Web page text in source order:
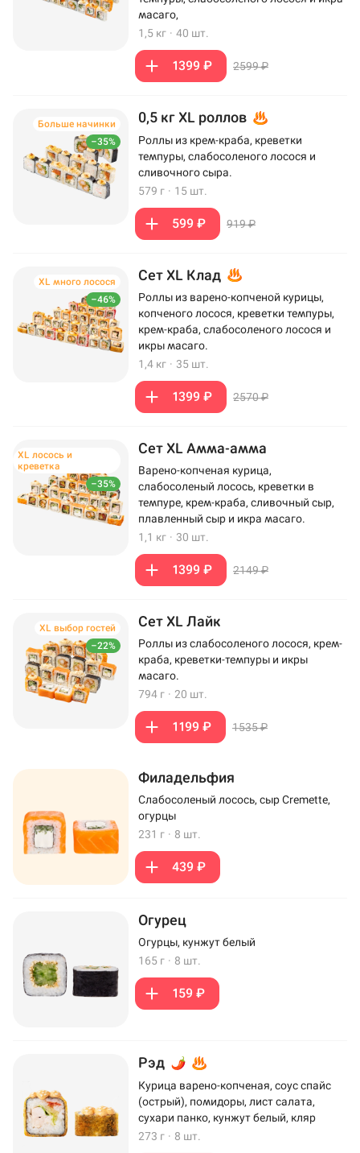
масаго,
1,5 кг · 40 шт.
1399 ₽ 2599 ₽
–35%
Больше начинки 0,5 кг XL роллов
Роллы из крем-краба, креветки
темпуры, слабосоленого лосося и
сливочного сыра.
579 г · 15 шт.
599 ₽ 919 ₽
–46%
XL много лосося Сет XL Клад
Роллы из варено-копченой курицы,
копченого лосося, креветки темпуры,
крем-краба, слабосоленого лосося и
икры масаго.
1,4 кг · 35 шт.
1399 ₽ 2570 ₽
–35%
XL лосось и
креветка
Сет XL Амма-амма
Варено-копченая курица,
слабосоленый лосось, креветки в
темпуре, крем-краба, сливочный сыр,
плавленный сыр и икра масаго.
1,1 кг · 30 шт.
1399 ₽ 2149 ₽
–22%
XL выбор гостей Сет XL Лайк
Роллы из слабосоленого лосося, крем-
краба, креветки-темпуры и икры
масаго.
794 г · 20 шт.
1199 ₽ 1535 ₽
Филадельфия
Слабосоленый лосось, сыр Cremette,
огурцы
231 г · 8 шт.
439 ₽
Огурец
Огурцы, кунжут белый
165 г · 8 шт.
159 ₽
Рэд
Курица варено-копченая, соус спайс
(острый), помидоры, лист салата,
сухари панко, кунжут белый, кляр
273 г · 8 шт.